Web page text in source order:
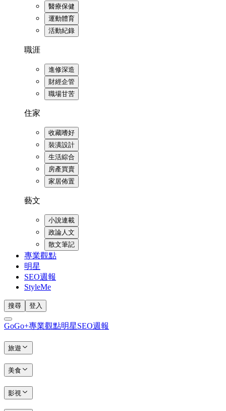
醫療保健
運動體育
活動紀錄
職涯
進修深造
財經企管
職場甘苦
住家
收藏嗜好
裝潢設計
生活綜合
房產買賣
家居佈置
藝文
小說連載
政論人文
散文筆記
專業觀點
明星
SEO週報
StyleMe
搜尋 登入
GoGo+專業觀點明星SEO週報
旅遊
美食
影視